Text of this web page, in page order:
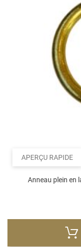
APERÇU RAPIDE
Anneau plein en